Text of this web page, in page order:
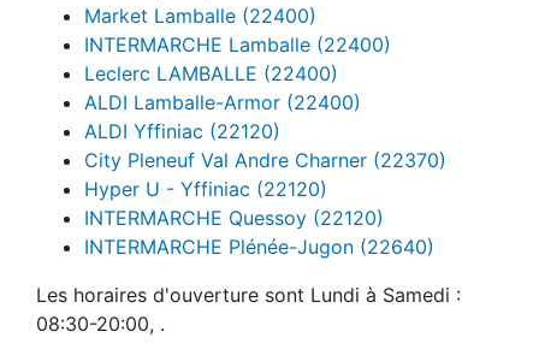
Market Lamballe (22400)
INTERMARCHE Lamballe (22400)
Leclerc LAMBALLE (22400)
ALDI Lamballe-Armor (22400)
ALDI Yffiniac (22120)
City Pleneuf Val Andre Charner (22370)
Hyper U - Yffiniac (22120)
INTERMARCHE Quessoy (22120)
INTERMARCHE Plénée-Jugon (22640)
Les horaires d'ouverture sont Lundi à Samedi :
08:30-20:00, .